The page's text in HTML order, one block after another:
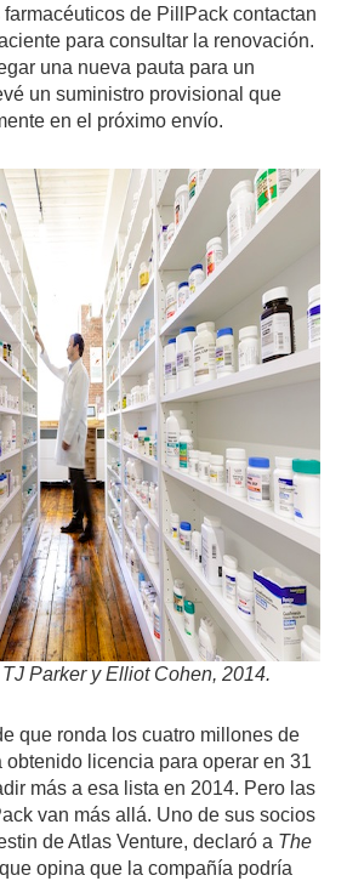
de PillPack contactan
para consultar la renovación.
una nueva pauta para un
un suministro provisional que
en el próximo envío.
Parker y Elliot Cohen, 2014.
que ronda los cuatro millones de
licencia para operar en 31
más a esa lista en 2014. Pero las
van más allá. Uno de sus socios
de Atlas Venture, declaró a The
que opina que la compañía podría